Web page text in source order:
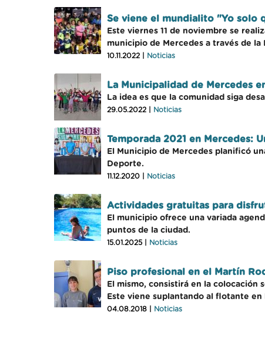
Se viene el mundialito "Yo solo
Este viernes 11 de noviembre se
municipio de Mercedes a través de
10.11.2022 | Noticias
La Municipalidad de Mercedes
La idea es que la comunidad siga
29.05.2022 | Noticias
Temporada 2021 en Mercedes:
El Municipio de Mercedes planificó
Deporte.
11.12.2020 | Noticias
Actividades gratuitas para
El municipio ofrece una variada
puntos de la ciudad.
15.01.2025 | Noticias
Piso profesional en el Martín
El mismo, consistirá en la colocación
Este viene suplantando al flotante
04.08.2018 | Noticias